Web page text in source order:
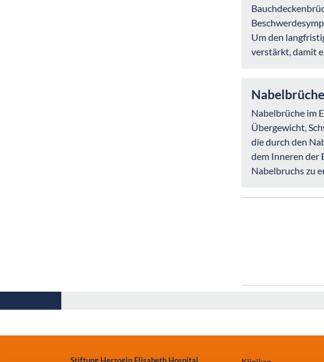
Um den
verstärkt, damit
Nabelbrüche
Nabelbrüche im
Übergewicht,
die durch den
dem Inneren der
Nabelbruchs zu